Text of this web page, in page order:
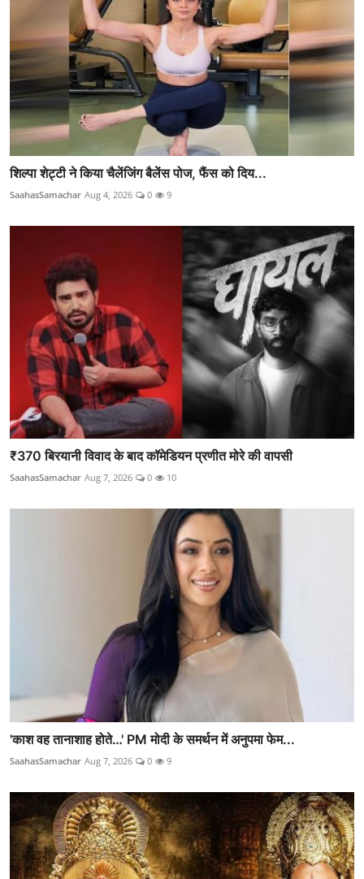
शिल्पा शेट्टी ने किया चैलेंजिंग बैलेंस पोज, फैंस को दिय...
SaahasSamachar Aug 4, 2026 0 9
₹370 बिरयानी विवाद के बाद कॉमेडियन प्रणीत मोरे की वापसी
SaahasSamachar Aug 7, 2026 0 10
'काश वह तानाशाह होते…' PM मोदी के समर्थन में अनुपमा फेम...
SaahasSamachar Aug 7, 2026 0 9